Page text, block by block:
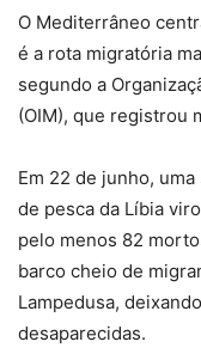
O Mediterrâneo
é a rota migratória
segundo a
(OIM), que registrou
Em 22 de junho,
de pesca da Líbia
pelo menos 82
barco cheio de
Lampedusa,
desaparecidas.